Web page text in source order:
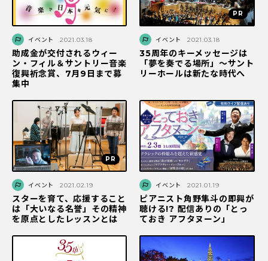
イベント 2021.03.18
助成金が交付されるウィー
ン・フィル＆サントリー音楽
復興祈念賞、7月9日まで募
集中
イベント 2021.03.18
35周年のキーメッセージは
「夢を奏でる場所」〜サント
リーホールは新たな時代へ
イベント 2021.02.19
スターを育て、応援すること
は「大いなる名誉」その精神
を原点としたレッスンとは
イベント 2021.01.19
ピアニスト角野隼斗の即興が
聴ける!? 配信ありの「とっ
ておき アフタヌーン」